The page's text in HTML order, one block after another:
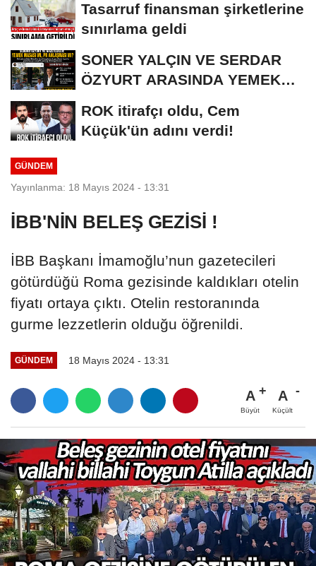
Tasarruf finansman şirketlerine
sınırlama geldi
SONER YALÇIN VE SERDAR
ÖZYURT ARASINDA YEMEK
ROK itirafçı oldu, Cem
Küçük'ün adını verdi!
GÜNDEM
Yayınlanma: 18 Mayıs 2024 - 13:31
İBB'NİN BELEŞ GEZİSİ !
İBB Başkanı İmamoğlu’nun gazetecileri
götürdüğü Roma gezisinde kaldıkları otelin
fiyatı ortaya çıktı. Otelin restoranında
gurme lezzetlerin olduğu öğrenildi.
GÜNDEM 18 Mayıs 2024 - 13:31
A
Büyüt
A
Küçült